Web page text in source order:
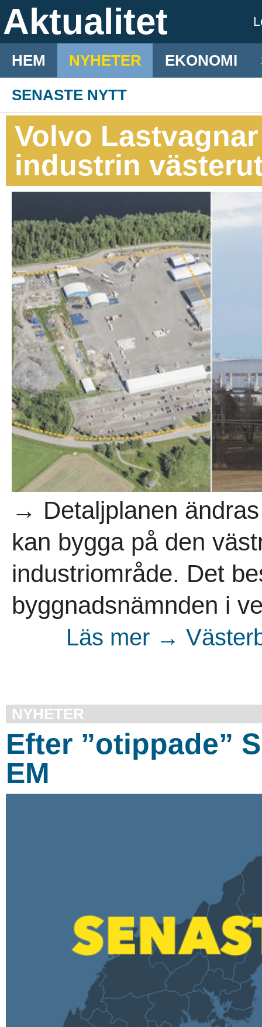
Aktualitet
HEM NYHETER EKONOMI
SENASTE NYTT
Volvo
industrin
→ Detaljplanen
kan bygga på den
industriområde. Det
byggnadsnämnden i
Läs mer →
NYHETER
Efter ”otippade”
EM